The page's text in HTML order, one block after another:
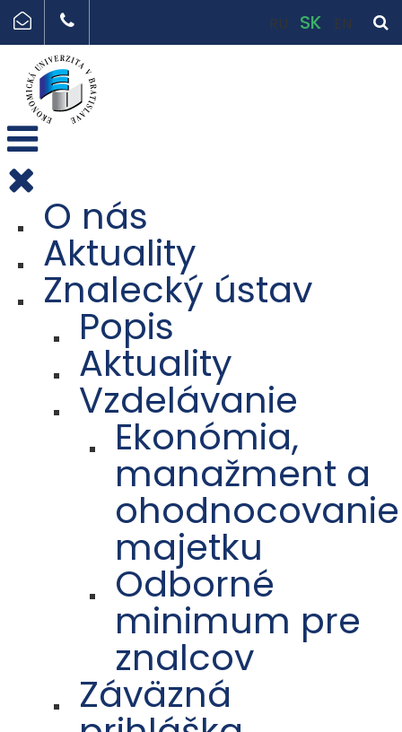
RU SK EN
O nás
Aktuality
Znalecký ústav
Popis
Aktuality
Vzdelávanie
Ekonómia,
manažment a
ohodnocovanie
majetku
Odborné
minimum pre
znalcov
Záväzná